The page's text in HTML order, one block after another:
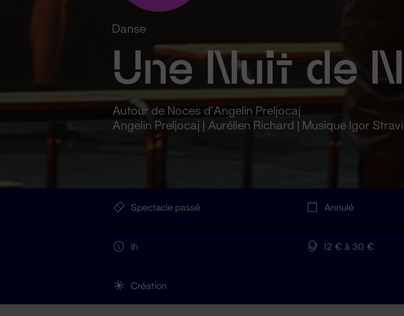
Danse
Une Nuit de
Autour de Noces d’Angelin Preljocaj
Angelin Preljocaj | Aurélien Richard | Musique Igor
Spectacle passé Annulé
1h 12 € à 30 €
Création